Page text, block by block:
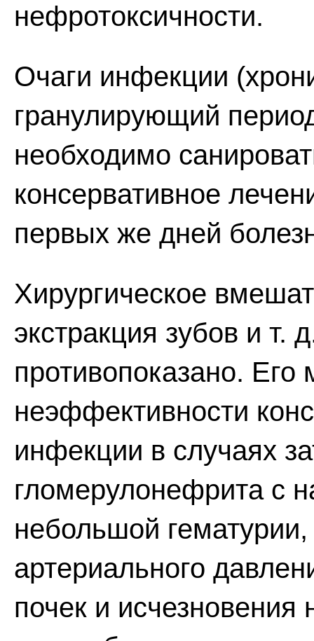
нефротоксичности.
Очаги инфекции
гранулирующий
необходимо
консервативное
первых же дней
Хирургическое
экстракция зубов и т.
противопоказано.
неэффективности
инфекции в случаях
гломерулонефрита с
небольшой
артериального
почек и исчезновения